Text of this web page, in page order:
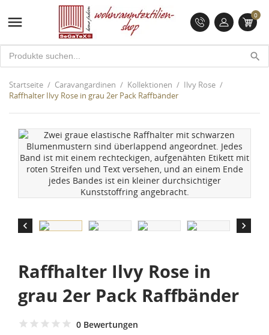
 0
search
Startseite Caravangardinen Kollektionen
Ilvy Rose
Raffhalter Ilvy Rose in grau 2er Pack Raffbänder
 
Raffhalter Ilvy Rose in
grau 2er Pack Raffbänder
0 Bewertungen